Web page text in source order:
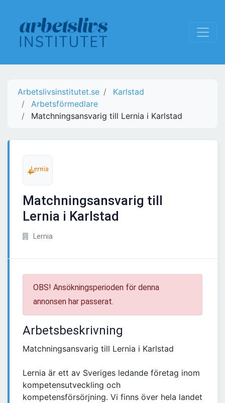
Arbetslivsinstitutet.se
Karlstad
Arbetsförmedlare
Matchningsansvarig till Lernia i Karlstad
Matchningsansvarig till
Lernia i Karlstad
Lernia
OBS! Ansökningsperioden för denna
annonsen har passerat.
Arbetsbeskrivning
Matchningsansvarig till Lernia i Karlstad
Lernia är ett av Sveriges ledande företag inom
kompetensutveckling och
kompetensförsörjning. Vi finns över hela landet